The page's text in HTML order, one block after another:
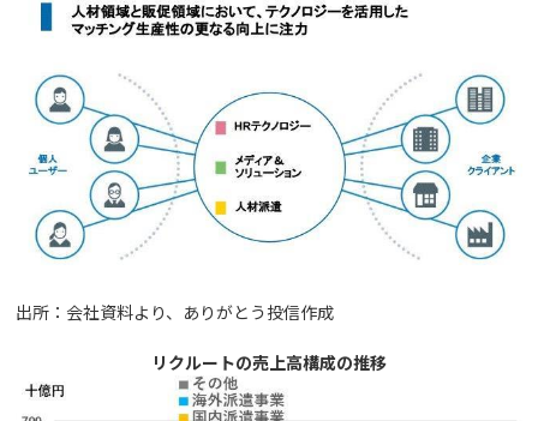
出所：会社資料より、ありがとう投信作成
リクルートの売上高構成の推移